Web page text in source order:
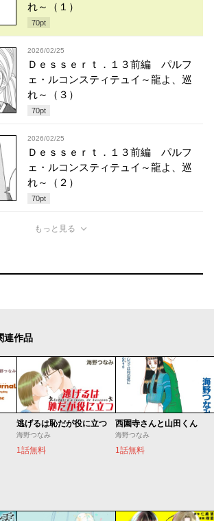
れ～（１）
70pt
2026/02/25
Ｄｅｓｓｅｒｔ．１３前編 パルフ
ェ・ルコンスティテュイ～龍よ、巡
れ～（３）
70pt
2026/02/25
Ｄｅｓｓｅｒｔ．１３前編 パルフ
ェ・ルコンスティテュイ～龍よ、巡
れ～（２）
70pt
もっと見る
連作品
逃げるは恥だが役に立つ
海野つなみ
1話無料
西園寺さんと山田くん
海野つなみ
1話無料